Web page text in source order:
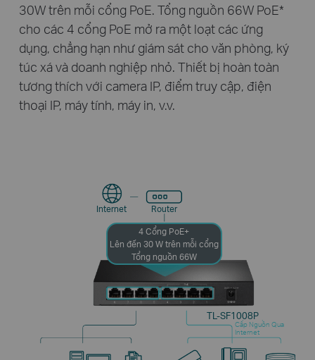
30W trên mỗi cổng PoE. Tổng nguồn 66W PoE*
cho các 4 cổng PoE mở ra một loạt các ứng
dụng, chẳng hạn như giám sát cho văn phòng, ký
túc xá và doanh nghiệp nhỏ. Thiết bị hoàn toàn
tương thích với camera IP, điểm truy cập, điện
thoại IP, máy tính, máy in, v.v.
Cấp Nguồn Qua
Internet
TL-SF1008P
Router
Internet
4 Cổng PoE+
Lên đến 30 W trên mỗi cổng
Tổng nguồn 66W